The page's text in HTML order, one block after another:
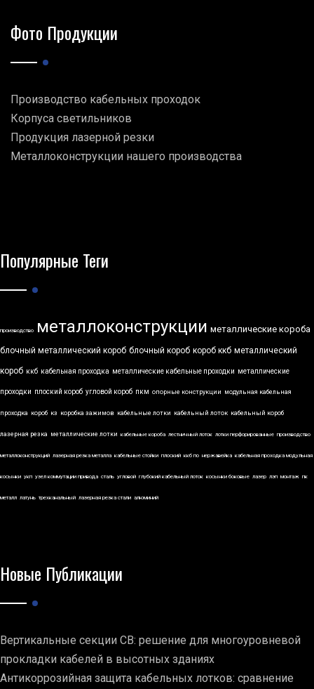
Фото Продукции
Производство кабельных проходок
Корпуса светильников
Продукция лазерной резки
Металлоконструкции нашего производства
Популярные Теги
производство металлоконструкции металлические короба
блочный металлический короб блочный короб короб ккб металлический
короб ккб кабельная проходка металлические кабельные проходки металлические
проходки плоский короб угловой короб пкм опорные конструкции модульная кабельная
проходка короб кз коробка зажимов кабельные лотки кабельный лоток кабельный короб
лазерная резка металлические лотки кабельные короба лестничный лоток лотки перфорированные производство
металлоконструкций лазерная резка металла кабельные стойки плоский ккб по нержавейка кабельная проходка модульная
косынки укп узел коммутации привода сталь угловой глубокий кабельный лоток косынки боковые лазер лэп монтаж пк
металл латунь трехканальный лазерная резка стали алюминий
Новые Публикации
Вертикальные секции СВ: решение для многоуровневой
прокладки кабелей в высотных зданиях
Антикоррозийная защита кабельных лотков: сравнение